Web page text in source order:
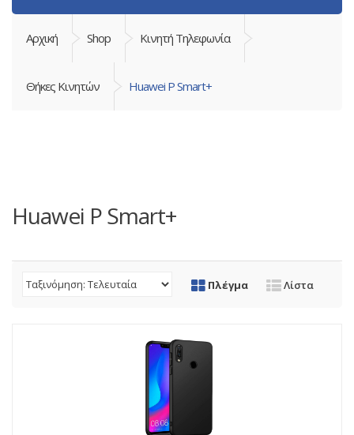
Αρχική Shop Κινητή Τηλεφωνία
Θήκες Κινητών Huawei P Smart+
Huawei P Smart+
Πλέγμα Λίστα